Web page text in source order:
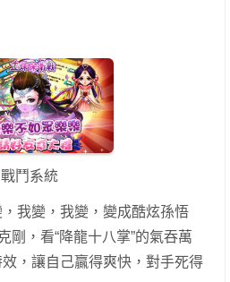
戰鬥系統
我變，我變，變成酷炫孫悟
剛，看“降龍十八掌”的氣吞萬
，讓自己贏得爽快，對手死得